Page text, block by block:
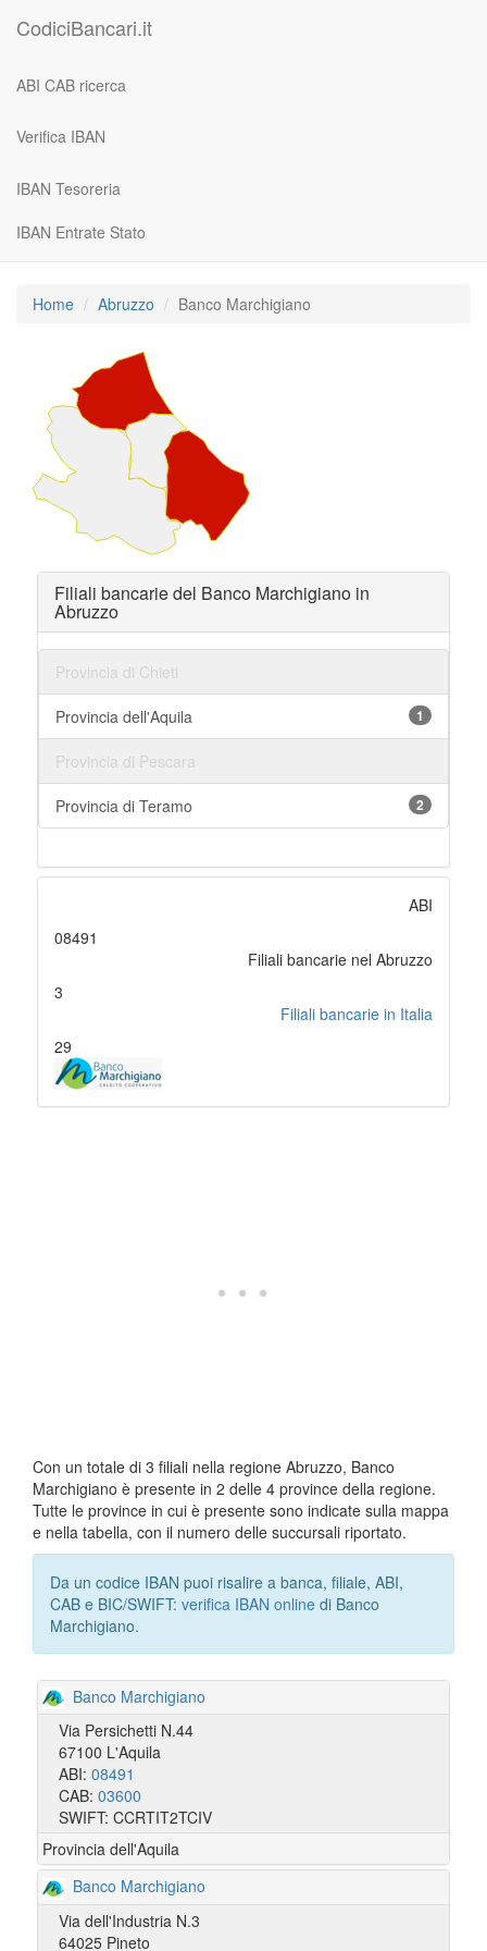
CodiciBancari.it
ABI CAB ricerca
Verifica IBAN
IBAN Tesoreria
IBAN Entrate Stato
Home Abruzzo Banco Marchigiano
Filiali bancarie del Banco Marchigiano in
Abruzzo
Provincia di Chieti
Provincia dell'Aquila 1
Provincia di Pescara
Provincia di Teramo 2
ABI
08491
Filiali bancarie nel Abruzzo
3
Filiali bancarie in Italia
29
Con un totale di 3 filiali nella regione Abruzzo, Banco
Marchigiano è presente in 2 delle 4 province della regione.
Tutte le province in cui è presente sono indicate sulla mappa
e nella tabella, con il numero delle succursali riportato.
Da un codice IBAN puoi risalire a banca, filiale, ABI,
CAB e BIC/SWIFT: verifica IBAN online di Banco
Marchigiano.
Banco Marchigiano
Via Persichetti N.44
67100 L'Aquila
ABI: 08491
CAB: 03600
SWIFT: CCRTIT2TCIV
Provincia dell'Aquila
Banco Marchigiano
Via dell'Industria N.3
64025 Pineto